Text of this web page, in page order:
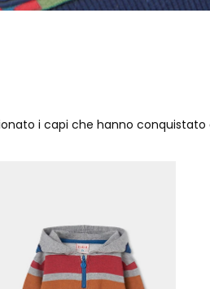
i capi che hanno conquistato